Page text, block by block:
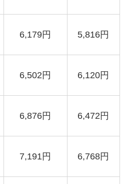
6,179円 5,816円
6,502円 6,120円
6,876円 6,472円
7,191円 6,768円